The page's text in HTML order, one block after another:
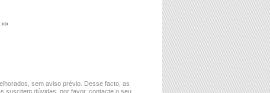
»»
sem aviso prévio. Desse facto, as
suscitem dúvidas, por favor, contacte o seu